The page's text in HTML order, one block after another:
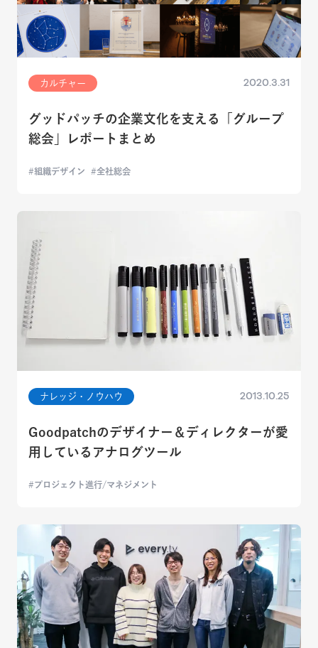
カルチャー 2020.3.31
グッドパッチの企業文化を支える「グループ
総会」レポートまとめ
組織デザイン 全社総会
ナレッジ・ノウハウ 2013.10.25
Goodpatchのデザイナー＆ディレクターが愛
用しているアナログツール
プロジェクト進行/マネジメント